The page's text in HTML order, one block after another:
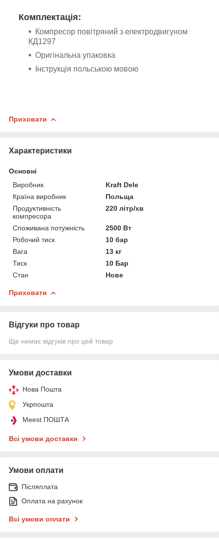
Комплектація:
Компресор повітряний з електродвигуном
КД1297
Оригінальна упаковка
Інструкція польською мовою
Приховати
Характеристики
Основні
Виробник
Kraft Dele
Країна виробник
Польща
Продуктивність
компресора
220 літр/хв
Споживана потужність
2500 Вт
Робочий тиск
10 бар
Вага
13 кг
Тиск
10 Бар
Стан
Нове
Приховати
Відгуки про товар
Ще немає відгуків про цей товар
Умови доставки
Нова Пошта
Укрпошта
Meest ПОШТА
Всі умови доставки
Умови оплати
Післяплата
Оплата на рахунок
Всі умови оплати